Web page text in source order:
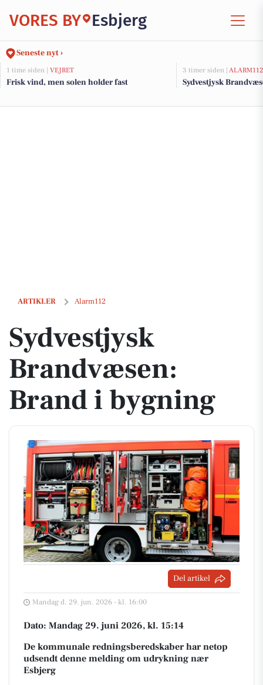
VORES BY Esbjerg
Seneste nyt ›
1 time siden | VEJRET
Frisk vind, men solen holder fast
3 timer siden | ALARM112
Sydvestjysk
ARTIKLER Alarm112
Sydvestjysk Brandvæsen: Brand i bygning
Sydvestjysk
Brandvæsen:
Brand i bygning
Del artikel
Mandag d. 29. jun. 2026 - kl. 16:00
Dato: Mandag 29. juni 2026, kl. 15:14
De kommunale redningsberedskaber har netop
udsendt denne melding om udrykning nær
Esbjerg